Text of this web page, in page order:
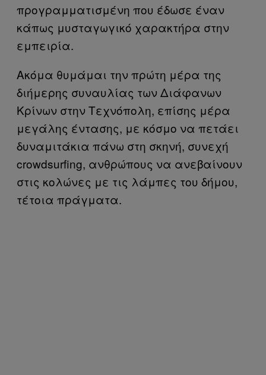
προγραμματισμένη που έδωσε έναν
κάπως μυσταγωγικό χαρακτήρα στην
εμπειρία.
Ακόμα θυμάμαι την πρώτη μέρα της
διήμερης συναυλίας των Διάφανων
Κρίνων στην Τεχνόπολη, επίσης μέρα
μεγάλης έντασης, με κόσμο να πετάει
δυναμιτάκια πάνω στη σκηνή, συνεχή
crowdsurfing, ανθρώπους να ανεβαίνουν
στις κολώνες με τις λάμπες του δήμου,
τέτοια πράγματα.